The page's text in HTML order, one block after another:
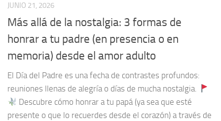
JUNIO 21, 2026
Más allá de la nostalgia: 3 formas de
honrar a tu padre (en presencia o en
memoria) desde el amor adulto
El Día del Padre es una fecha de contrastes profundos:
reuniones llenas de alegría o días de mucha nostalgia.
Descubre cómo honrar a tu papá (ya sea que esté
presente o que lo recuerdes desde el corazón) a través de